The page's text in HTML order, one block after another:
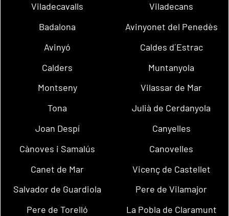
Viladecavalls
Viladecans
Badalona
Avinyonet del Penedès
Avinyó
Caldes d´Estrac
Calders
Muntanyola
Montseny
Vilassar de Mar
Tona
Julià de Cerdanyola
Joan Despí
Canyelles
Cànoves i Samalús
Canovelles
Canet de Mar
Vicenç de Castellet
Salvador de Guardiola
Pere de Vilamajor
Pere de Torelló
La Pobla de Claramunt